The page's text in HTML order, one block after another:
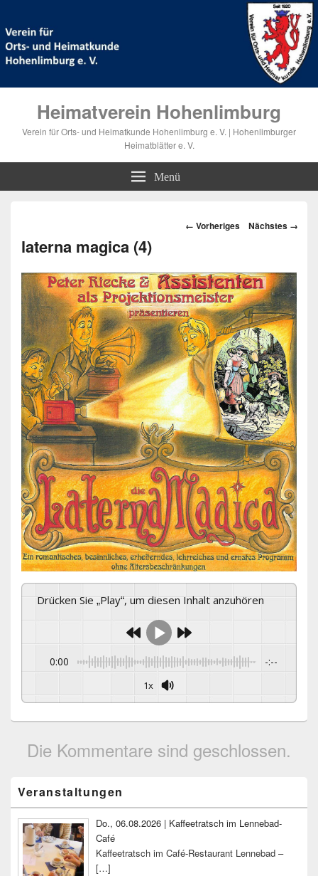
Heimatverein Hohenlimburg
Verein für Orts- und Heimatkunde Hohenlimburg e. V. | Hohenlimburger
Heimatblätter e. V.
Menü
Bilder-
← Vorheriges Nächstes →
laterna magica (4)
Drücken Sie „Play“, um diesen Inhalt anzuhören
0:00 -:--
1x
Die Kommentare sind geschlossen.
Seitenleisten-
Widgetbereich
Veranstaltungen
Do., 06.08.2026 | Kaffeetratsch im Lennebad-
Café
Kaffeetratsch im Café-Restaurant Lennebad –
[…]